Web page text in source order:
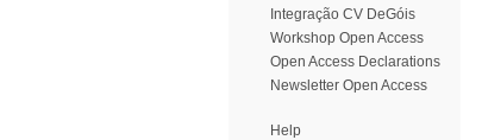
Integração CV DeGóis
Workshop Open Access
Open Access Declarations
Newsletter Open Access
Help